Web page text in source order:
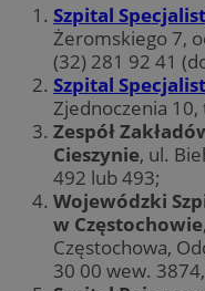
Szpital
Żeromskiego 7,
(32) 281 92 41
Szpital
Zjednoczenia
Zespół
Cieszynie, ul.
492 lub 493;
Wojewódzki
w Częstochowie
Częstochowa,
30 00 wew.